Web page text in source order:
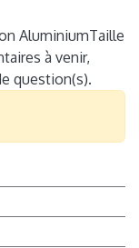
AluminiumTaille
à venir,
question(s).